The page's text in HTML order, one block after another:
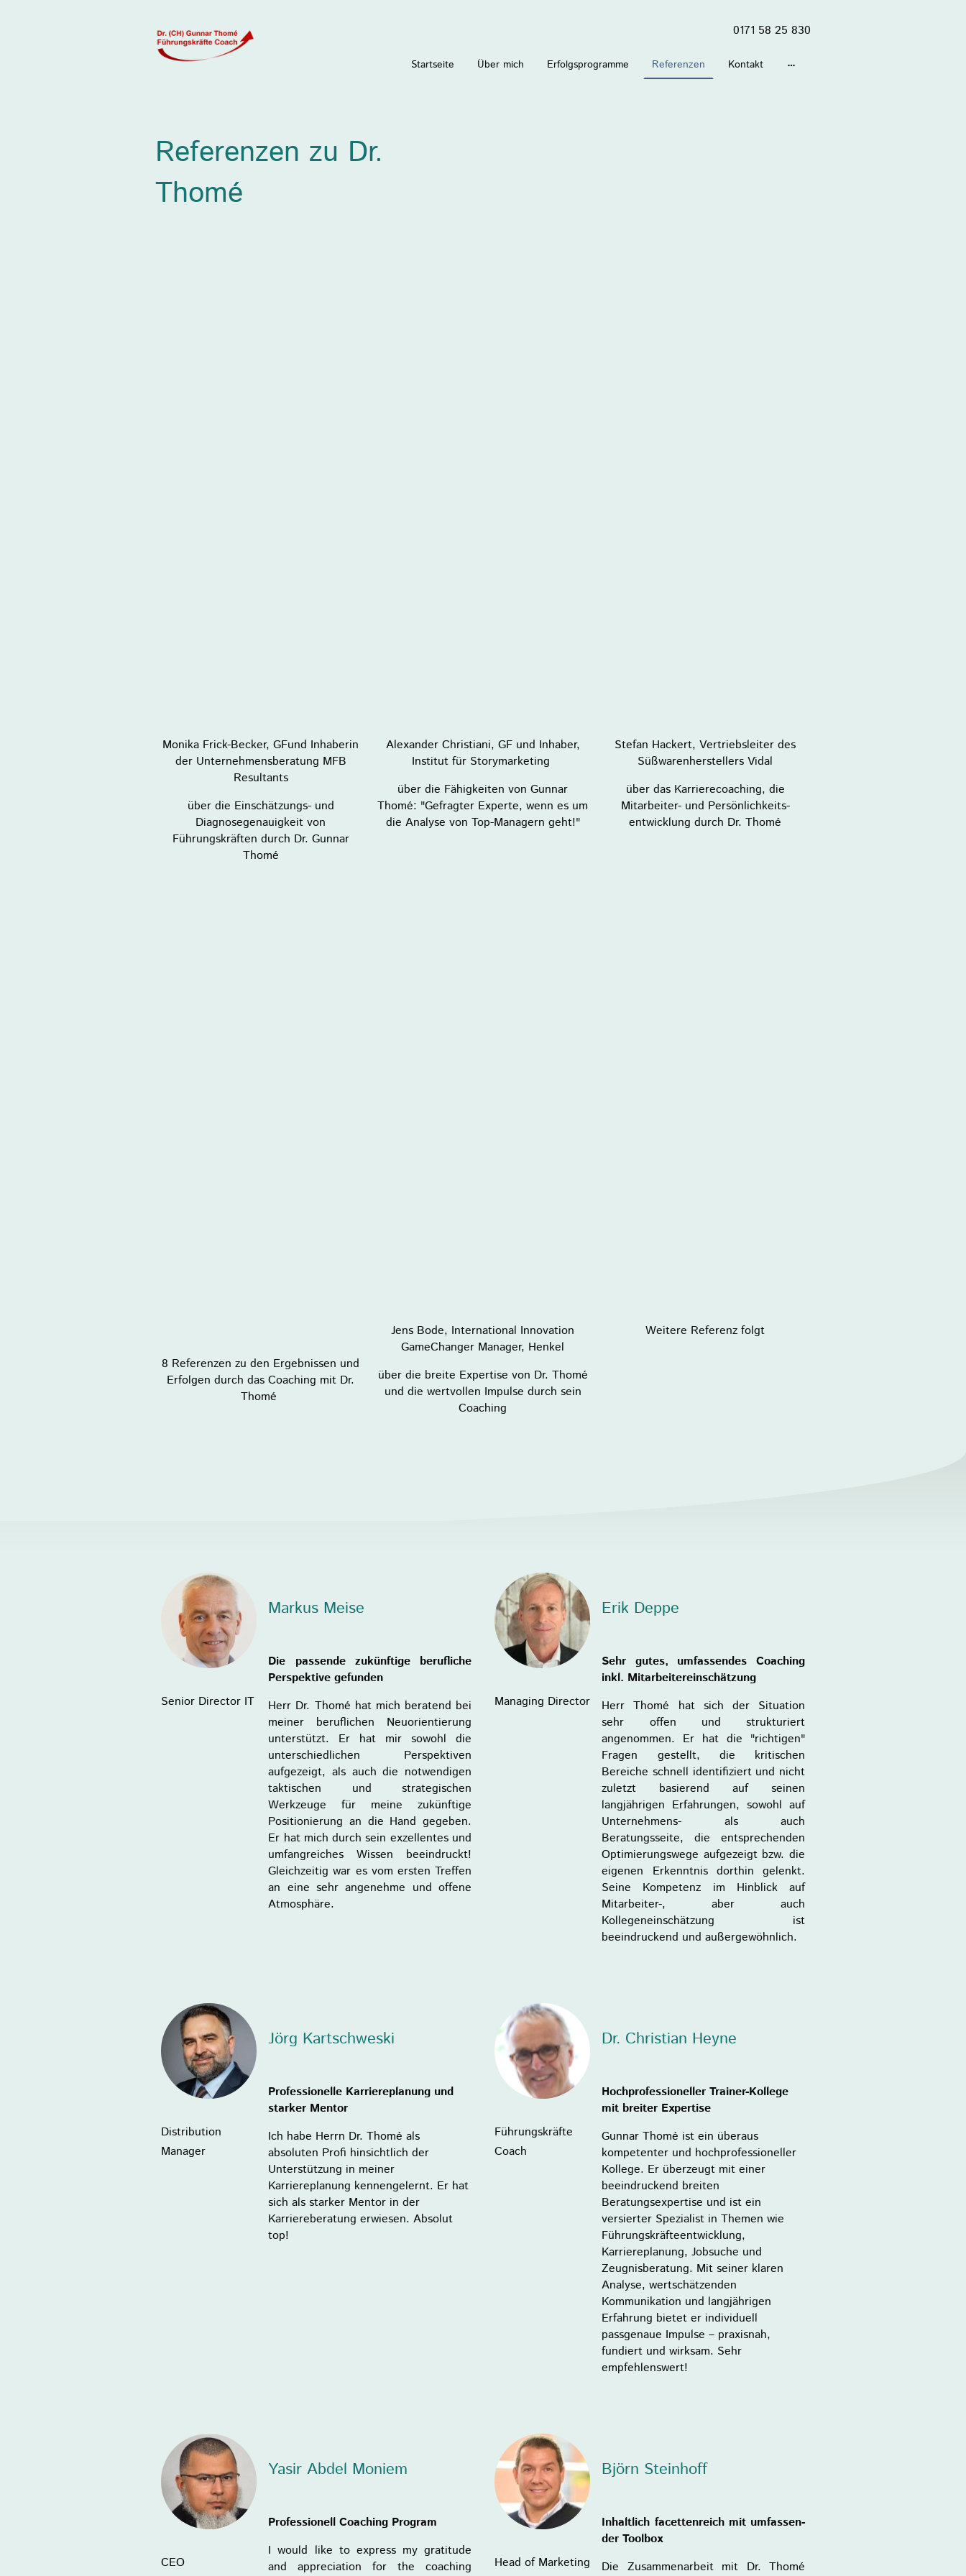
0171 58 25 830
Startseite Über mich Erfolgsprogramme Referenzen Kontakt
Referenzen zu Dr.
Thomé
Monika Frick-Becker, GFund Inhaberin
der Unternehmensberatung MFB
Resultants
über die Einschätzungs- und
Diagnosegenauigkeit von
Führungskräften durch Dr. Gunnar
Thomé
8 Referenzen zu den Ergebnissen und
Erfolgen durch das Coaching mit Dr.
Thomé
Alexander Christiani, GF und Inhaber,
Institut für Storymarketing
über die Fähigkeiten von Gunnar
Thomé: "Gefragter Experte, wenn es um
die Analyse von Top-Managern geht!"
Jens Bode, International Innovation
GameChanger Manager, Henkel
über die breite Expertise von Dr. Thomé
und die wertvollen Impulse durch sein
Coaching
Stefan Hackert, Vertriebsleiter des
Süßwarenherstellers Vidal
über das Karrierecoaching, die
Mitarbeiter- und Persönlichkeits-
entwicklung durch Dr. Thomé
Weitere Referenz folgt
Senior Director IT
Markus Meise
Die passende zukünftige berufliche
Perspektive gefunden
Herr Dr. Thomé hat mich beratend bei
meiner beruflichen Neuorientierung
unterstützt. Er hat mir sowohl die
unterschiedlichen Perspektiven
aufgezeigt, als auch die notwendigen
taktischen und strategischen
Werkzeuge für meine zukünftige
Positionierung an die Hand gegeben.
Er hat mich durch sein exzellentes und
umfangreiches Wissen beeindruckt!
Gleichzeitig war es vom ersten Treffen
an eine sehr angenehme und offene
Atmosphäre.
Managing Director
Erik Deppe
Sehr gutes, umfassendes Coaching
inkl. Mitarbeitereinschätzung
Herr Thomé hat sich der Situation
sehr offen und strukturiert
angenommen. Er hat die "richtigen"
Fragen gestellt, die kritischen
Bereiche schnell identifiziert und nicht
zuletzt basierend auf seinen
langjährigen Erfahrungen, sowohl auf
Unternehmens- als auch
Beratungsseite, die entsprechenden
Optimierungswege aufgezeigt bzw. die
eigenen Erkenntnis dorthin gelenkt.
Seine Kompetenz im Hinblick auf
Mitarbeiter-, aber auch
Kollegeneinschätzung ist
beeindruckend und außergewöhnlich.
Distribution
Manager
Jörg Kartschweski
Professionelle Karriereplanung und
starker Mentor
Ich habe Herrn Dr. Thomé als
absoluten Profi hinsichtlich der
Unterstützung in meiner
Karriereplanung kennengelernt. Er hat
sich als starker Mentor in der
Karriereberatung erwiesen. Absolut
top!
Führungskräfte
Coach
Dr. Christian Heyne
Hochprofessioneller Trainer-Kollege
mit breiter Expertise
Gunnar Thomé ist ein überaus
kompetenter und hochprofessioneller
Kollege. Er überzeugt mit einer
beeindruckend breiten
Beratungsexpertise und ist ein
versierter Spezialist in Themen wie
Führungskräfteentwicklung,
Karriereplanung, Jobsuche und
Zeugnisberatung. Mit seiner klaren
Analyse, wertschätzenden
Kommunikation und langjährigen
Erfahrung bietet er individuell
passgenaue Impulse – praxisnah,
fundiert und wirksam. Sehr
empfehlenswert!
CEO
Yasir Abdel Moniem
Professionell Coaching Program
I would like to express my gratitude
and appreciation for the coaching
Head of Marketing
Björn Steinhoff
Inhaltlich facettenreich mit umfassen-
der Toolbox
Die Zusammenarbeit mit Dr. Thomé